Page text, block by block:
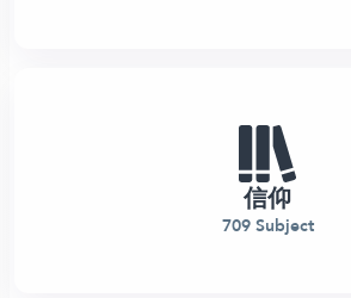
信仰
709 Subject